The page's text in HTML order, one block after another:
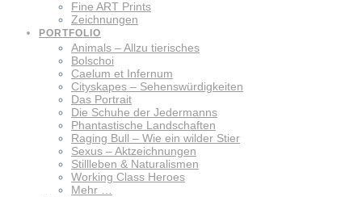
Fine ART Prints
Zeichnungen
PORTFOLIO
Animals – Allzu tierisches
Bolschoi
Caelum et Infernum
Cityskapes – Sehenswürdigkeiten
Das Portrait
Die Schuhe der Jedermanns
Phantastische Landschaften
Raging Bull – Wie ein wilder Stier
Sexus – Aktzeichnungen
Stillleben & Naturalismen
Working Class Heroes
Mehr …